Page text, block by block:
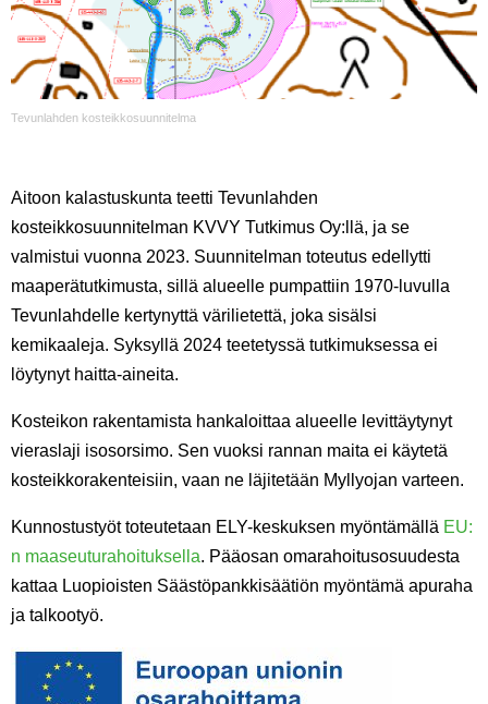
Tevunlahden kosteikkosuunnitelma
Aitoon kalastuskunta teetti Tevunlahden
kosteikkosuunnitelman KVVY Tutkimus Oy:llä, ja se
valmistui vuonna 2023. Suunnitelman toteutus edellytti
maaperätutkimusta, sillä alueelle pumpattiin 1970-luvulla
Tevunlahdelle kertynyttä värilietettä, joka sisälsi
kemikaaleja. Syksyllä 2024 teetetyssä tutkimuksessa ei
löytynyt haitta-aineita.
Kosteikon rakentamista hankaloittaa alueelle levittäytynyt
vieraslaji isosorsimo. Sen vuoksi rannan maita ei käytetä
kosteikkorakenteisiin, vaan ne läjitetään Myllyojan varteen.
Kunnostustyöt toteutetaan ELY-keskuksen myöntämällä EU:
n maaseuturahoituksella. Pääosan omarahoitusosuudesta
kattaa Luopioisten Säästöpankkisäätiön myöntämä apuraha
ja talkootyö.